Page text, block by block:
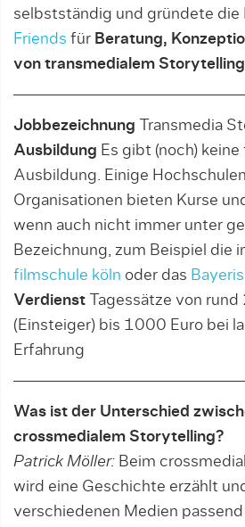
selbstständig und gründete die
Friends für Beratung,
von transmedialem Storytelling
Jobbezeichnung Transmedia
Ausbildung Es gibt (noch)
Ausbildung. Einige
Organisationen bieten Kurse
wenn auch nicht immer unter
Bezeichnung, zum Beispiel die
filmschule köln oder das
Verdienst Tagessätze von
(Einsteiger) bis 1000 Euro bei
Erfahrung
Was ist der Unterschied
crossmedialem Storytelling?
Patrick Möller: Beim
wird eine Geschichte erzählt
verschiede­nen Medien